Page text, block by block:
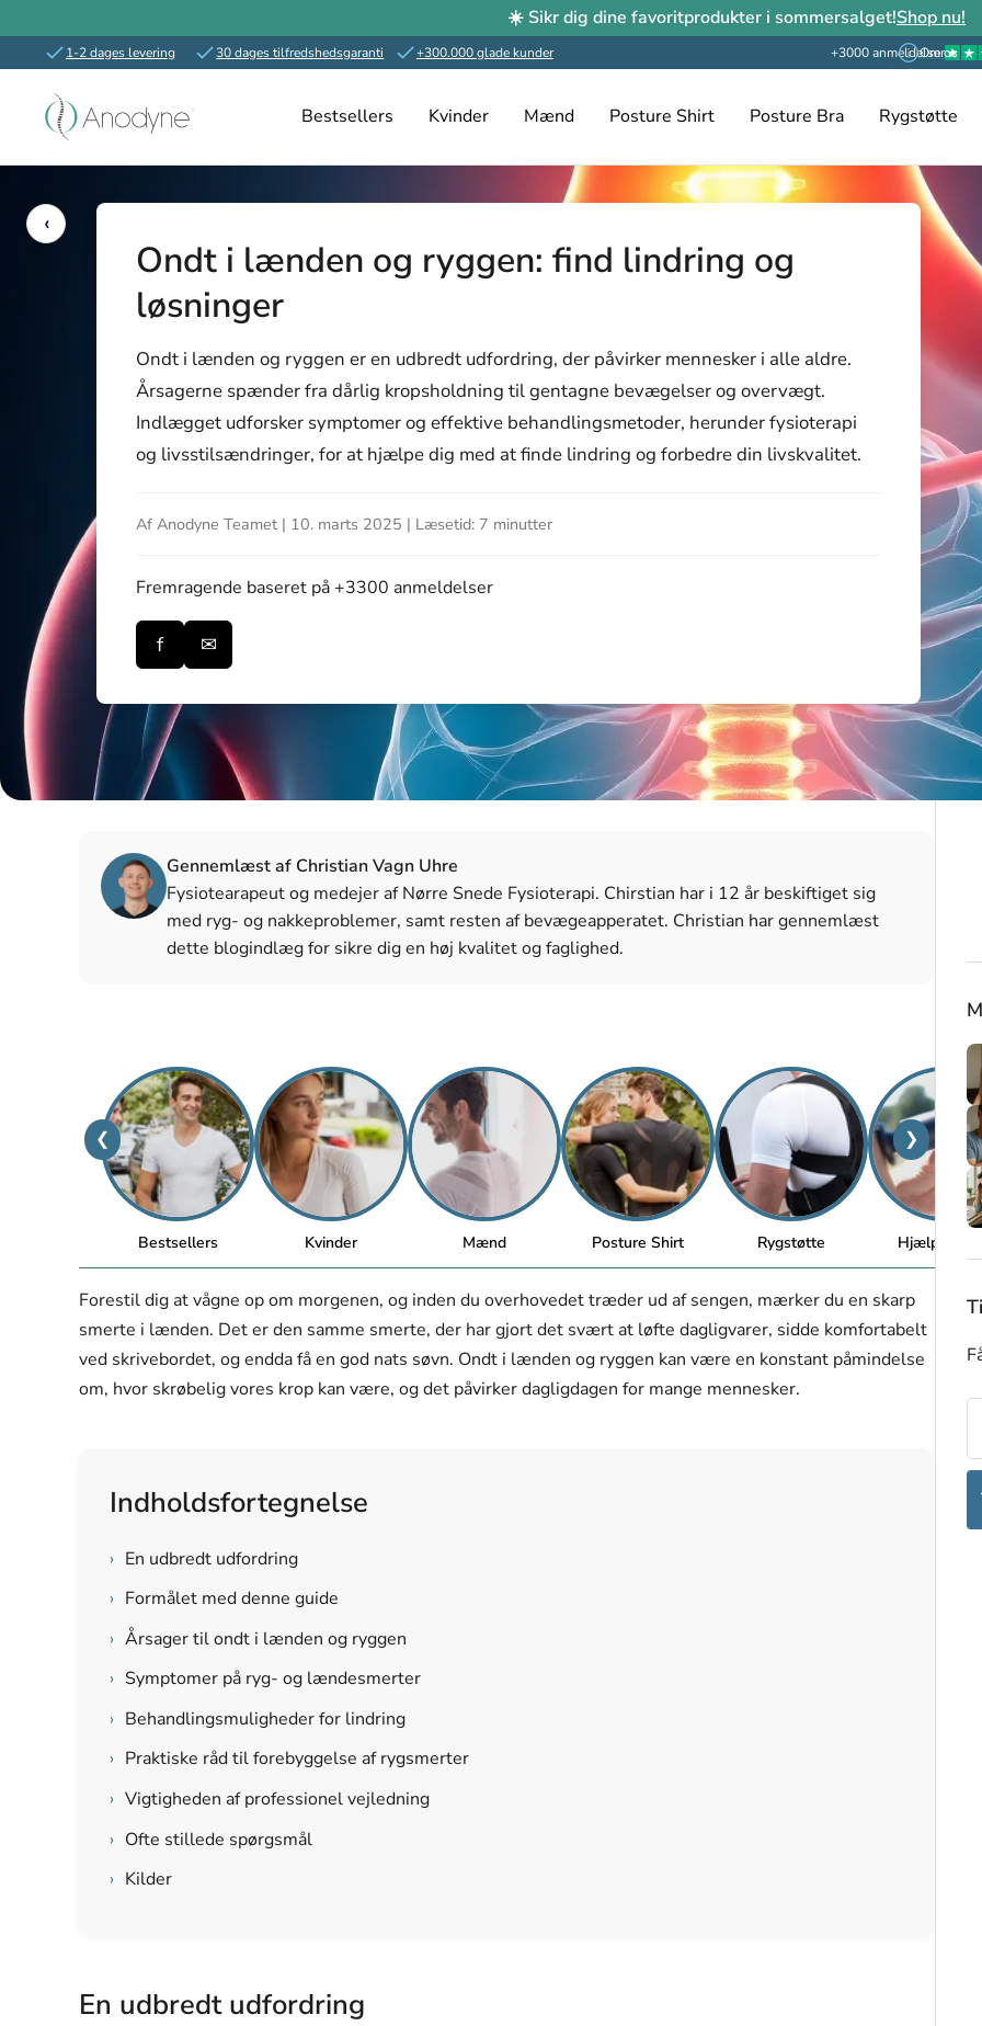
☀️ Sikr dig dine favoritprodukter i sommersalget!Shop nu!
1-2 dages levering 30 dages tilfredshedsgaranti +300.000 glade kunder +3000 anmeldelser
Om os
Bestsellers Kvinder Mænd Posture Shirt Posture Bra Rygstøtte
Anodyne.dk
‹
Ondt i lænden og ryggen: find lindring og
løsninger
Ondt i lænden og ryggen er en udbredt udfordring, der påvirker mennesker i alle aldre.
Årsagerne spænder fra dårlig kropsholdning til gentagne bevægelser og overvægt.
Indlægget udforsker symptomer og effektive behandlingsmetoder, herunder fysioterapi
og livsstilsændringer, for at hjælpe dig med at finde lindring og forbedre din livskvalitet.
Af Anodyne Teamet | 10. marts 2025 | Læsetid: 7 minutter
Fremragende baseret på +3300 anmeldelser
f ✉
Gennemlæst af Christian Vagn Uhre
Fysiotearapeut og medejer af Nørre Snede Fysioterapi. Chirstian har i 12 år beskiftiget sig
med ryg- og nakkeproblemer, samt resten af bevægeapperatet. Christian har gennemlæst
dette blogindlæg for sikre dig en høj kvalitet og faglighed.
❮ ❯
Bestsellers Kvinder Mænd Posture Shirt Rygstøtte Hjælpemidler
Forestil dig at vågne op om morgenen, og inden du overhovedet træder ud af sengen, mærker du en skarp
smerte i lænden. Det er den samme smerte, der har gjort det svært at løfte dagligvarer, sidde komfortabelt
ved skrivebordet, og endda få en god nats søvn. Ondt i lænden og ryggen kan være en konstant påmindelse
om, hvor skrøbelig vores krop kan være, og det påvirker dagligdagen for mange mennesker.
Indholdsfortegnelse
› En udbredt udfordring
› Formålet med denne guide
› Årsager til ondt i lænden og ryggen
› Symptomer på ryg- og lændesmerter
› Behandlingsmuligheder for lindring
› Praktiske råd til forebyggelse af rygsmerter
› Vigtigheden af professionel vejledning
› Ofte stillede spørgsmål
› Kilder
En udbredt udfordring